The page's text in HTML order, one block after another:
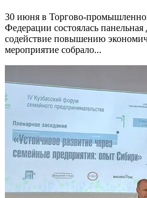
30 июня в Торгово-
Федерации состоялась
содействие повышению
мероприятие собрало...